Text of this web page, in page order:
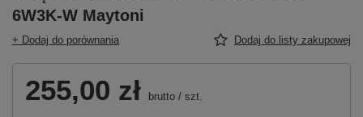
6W3K-W Maytoni
+ Dodaj do porównania Dodaj do listy zakupowej
255,00 zł brutto / szt.